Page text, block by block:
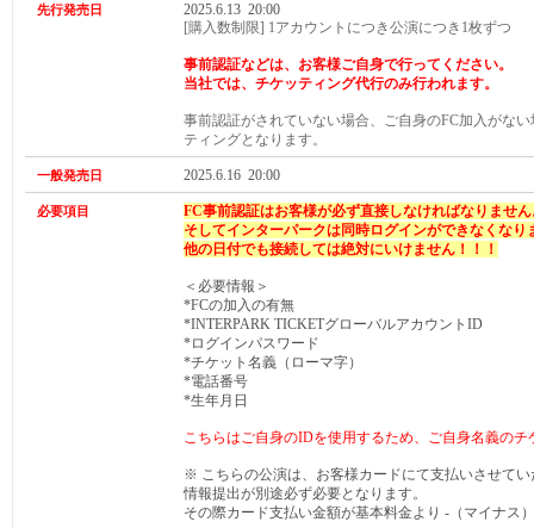
先行発売日
2025.6.13 20:00
[購入数制限] 1アカウントにつき公演につき1枚ずつ
事前認証などは、お客様ご自身で行ってください。
当社では、チケッティング代行のみ行われます。
事前認証がされていない場合、ご自身のFC加入がな
ティングとなります。
一般発売日 2025.6.16 20:00
必要項目
FC事前認証はお客様が必ず直接しなければなりませ
そしてインターパークは同時ログインができなくなり
他の日付でも接続しては絶対にいけません！！！
＜必要情報＞
*FCの加入の有無
*INTERPARK TICKETグローバルアカウントID
*ログインパスワード
*チケット名義（ローマ字）
*電話番号
*生年月日
こちらはご自身のIDを使用するため、ご自身名義のチ
※ こちらの公演は、お客様カードにて支払いさせて
情報提出が別途必ず必要となります。
その際カード支払い金額が基本料金より -（マイナス